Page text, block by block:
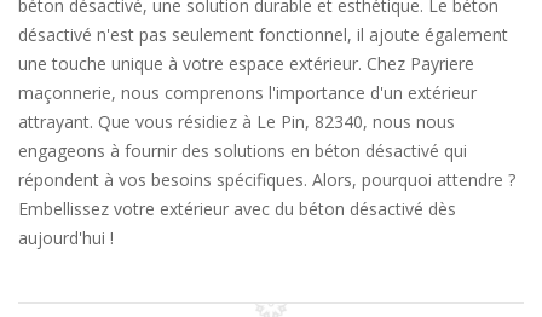
béton désactivé, une solution durable et esthétique. Le béton
désactivé n'est pas seulement fonctionnel, il ajoute également
une touche unique à votre espace extérieur. Chez Payriere
maçonnerie, nous comprenons l'importance d'un extérieur
attrayant. Que vous résidiez à Le Pin, 82340, nous nous
engageons à fournir des solutions en béton désactivé qui
répondent à vos besoins spécifiques. Alors, pourquoi attendre ?
Embellissez votre extérieur avec du béton désactivé dès
aujourd'hui !